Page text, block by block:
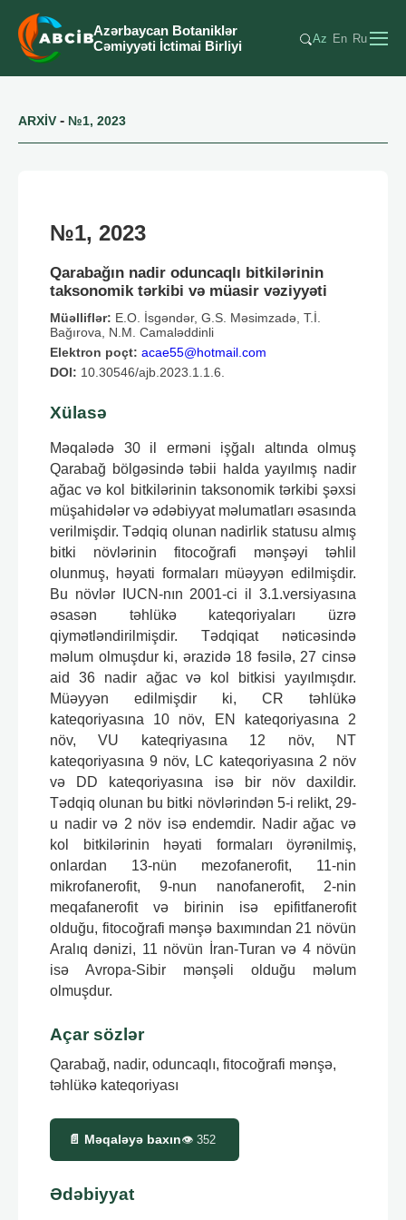
Azərbaycan Botaniklər
Cəmiyyəti İctimai Birliyi
Az En Ru
ARXİV - №1, 2023
№1, 2023
Qarabağın nadir oduncaqlı bitkilərinin
taksonomik tərkibi və müasir vəziyyəti
Müəlliflər: E.O. İsgəndər, G.S. Məsimzadə, T.İ.
Bağırova, N.M. Camaləddinli
Elektron poçt: acae55@hotmail.com
DOI: 10.30546/ajb.2023.1.1.6.
Xülasə
Məqalədə 30 il erməni işğalı altında olmuş
Qarabağ bölgəsində təbii halda yayılmış nadir
ağac və kol bitkilərinin taksonomik tərkibi şəxsi
müşahidələr və ədəbiyyat məlumatları əsasında
verilmişdir. Tədqiq olunan nadirlik statusu almış
bitki növlərinin fitocoğrafi mənşəyi təhlil
olunmuş, həyati formaları müəyyən edilmişdir.
Bu növlər IUCN-nın 2001-ci il 3.1.versiyasına
əsasən təhlükə kateqoriyaları üzrə
qiymətləndirilmişdir. Tədqiqat nəticəsində
məlum olmuşdur ki, ərazidə 18 fəsilə, 27 cinsə
aid 36 nadir ağac və kol bitkisi yayılmışdır.
Müəyyən edilmişdir ki, CR təhlükə
kateqoriyasına 10 növ, EN kateqoriyasına 2
növ, VU kateqriyasına 12 növ, NT
kateqoriyasına 9 növ, LC kateqoriyasına 2 növ
və DD kateqoriyasına isə bir növ daxildir.
Tədqiq olunan bu bitki növlərindən 5-i relikt, 29-
u nadir və 2 növ isə endemdir. Nadir ağac və
kol bitkilərinin həyati formaları öyrənilmiş,
onlardan 13-nün mezofanerofit, 11-nin
mikrofanerofit, 9-nun nanofanerofit, 2-nin
meqafanerofit və birinin isə epifitfanerofit
olduğu, fitocoğrafi mənşə baxımından 21 növün
Aralıq dənizi, 11 növün İran-Turan və 4 növün
isə Avropa-Sibir mənşəli olduğu məlum
olmuşdur.
Açar sözlər
Qarabağ, nadir, oduncaqlı, fitocoğrafi mənşə,
təhlükə kateqoriyası
📄 Məqaləyə baxın👁 352
Ədəbiyyat